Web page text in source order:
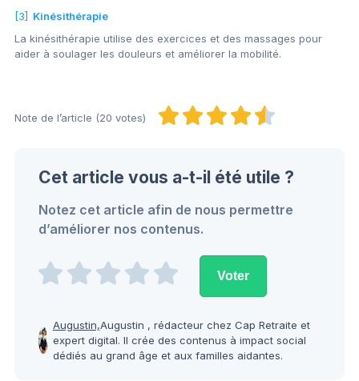
[3] Kinésithérapie
La kinésithérapie utilise des exercices et des massages pour
aider à soulager les douleurs et améliorer la mobilité.
Note de l’article (20 votes)
Cet article vous a-t-il été utile ?
Notez cet article afin de nous permettre
d’améliorer nos contenus.
Augustin,Augustin , rédacteur chez Cap Retraite et
expert digital. Il crée des contenus à impact social
dédiés au grand âge et aux familles aidantes.